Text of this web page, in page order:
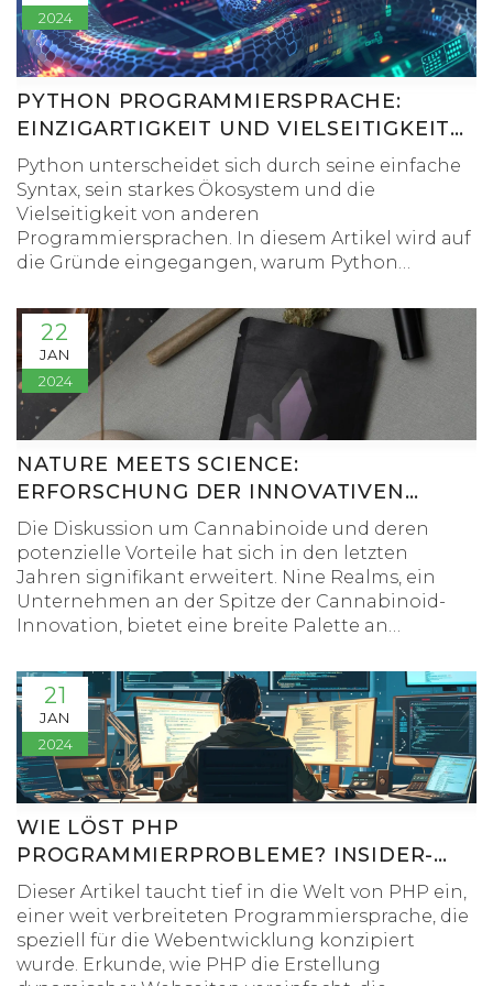
Technologien zusammenarbeitet. Außerdem
geben wir Einblicke, wie PHP effektiv in
modernen Webprojekten eingesetzt werden
kann.
2024
PYTHON PROGRAMMIERSPRACHE:
EINZIGARTIGKEIT UND VIELSEITIGKEIT
IM VERGLEICH ZU ANDEREN
Python unterscheidet sich durch seine einfache
Syntax, sein starkes Ökosystem und die
Vielseitigkeit von anderen
Programmiersprachen. In diesem Artikel wird auf
die Gründe eingegangen, warum Python
in verschiedenen Fachbereichen zum Einsatz
kommt. Zudem werden Tipps und interessante
Fakten über Python und dessen
Anwendungsbereiche bereitgestellt.
22
JAN
2024
NATURE MEETS SCIENCE:
ERFORSCHUNG DER INNOVATIVEN
CANNABINOID-LÖSUNGEN VON NINE
REALMS
Die Diskussion um Cannabinoide und deren
potenzielle Vorteile hat sich in den letzten
Jahren signifikant erweitert. Nine Realms, ein
Unternehmen an der Spitze der Cannabinoid-
Innovation, bietet eine breite Palette an
Dieser Artikel erkundet die innovative
Produktpalette von Nine Realms, beleuchtet die
einzigartigen Vorteile verschiedener
Cannabinoid-Varianten, untersucht die
Wichtigkeit von Forschung, Prüfung und
Zertifizierung in der Branche und betont das
Wachstumspotenzial des Cannabinoid-Marktes.
21
JAN
2024
WIE LÖST PHP
PROGRAMMIERPROBLEME? INSIDER-
TIPPS UND WISSENSWERTES
Dieser Artikel taucht tief in die Welt von PHP ein,
einer weit verbreiteten Programmiersprache, die
speziell für die Webentwicklung konzipiert
wurde. Erkunde, wie PHP die Erstellung